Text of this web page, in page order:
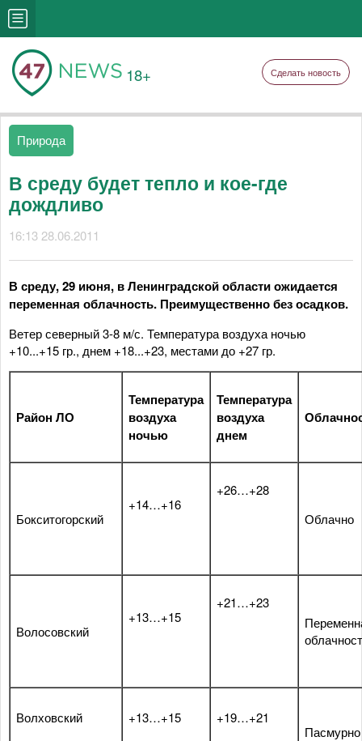
18+ Сделать новость
Природа
В среду будет тепло и кое-где
дождливо
16:13 28.06.2011
В среду, 29 июня, в Ленинградской области ожидается
переменная облачность. Преимущественно без осадков.
Ветер северный 3-8 м/с. Температура воздуха ночью
+10...+15 гр., днем +18...+23, местами до +27 гр.
Район ЛО
Температура
воздуха
ночью
Температура
воздуха
днем
Бокситогорский
+14…+16
+26…+28
Облачно
Волосовский
+13…+15
+21…+23
Волховский +13…+15
+19…+21
Пасмурно